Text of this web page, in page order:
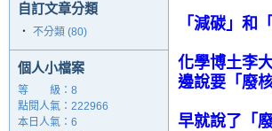
自訂文章分類
‧ 不分類 (80)
個人小檔案
等 級：8
點閱人氣：222966
本日人氣：6
「減碳」和
化學博土李
邊說要「廢
早就說了「